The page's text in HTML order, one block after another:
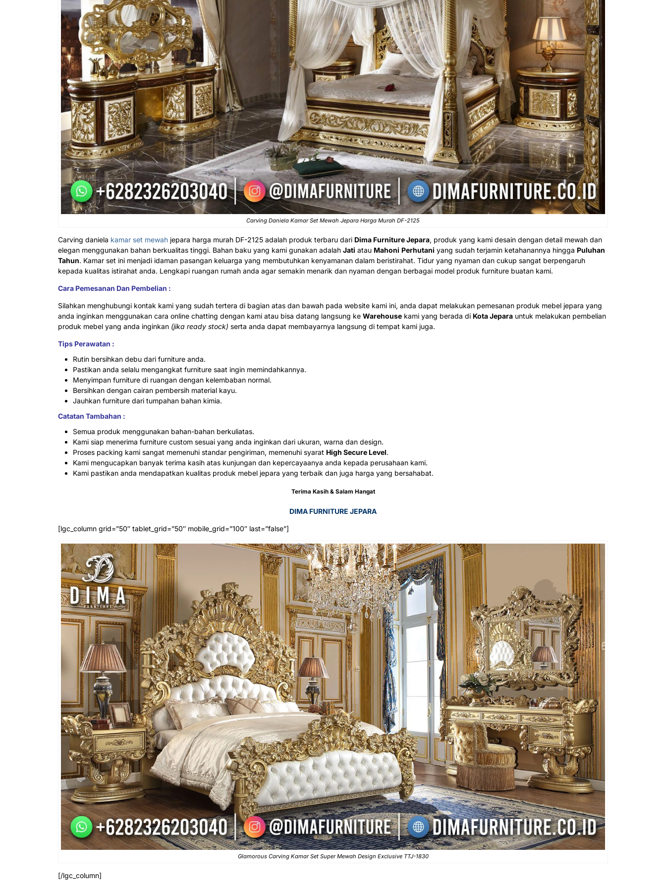
Carving Daniela Kamar Set Mewah Jepara Harga Murah DF-2125
Carving daniela kamar set mewah jepara harga murah DF-2125 adalah produk terbaru dari Dima Furniture Jepara, produk yang kami desain dengan detail mewah dan
elegan menggunakan bahan berkualitas tinggi. Bahan baku yang kami gunakan adalah Jati atau Mahoni Perhutani yang sudah terjamin ketahanannya hingga Puluhan
Tahun. Kamar set ini menjadi idaman pasangan keluarga yang membutuhkan kenyamanan dalam beristirahat. Tidur yang nyaman dan cukup sangat berpengaruh
kepada kualitas istirahat anda. Lengkapi ruangan rumah anda agar semakin menarik dan nyaman dengan berbagai model produk furniture buatan kami.
Cara Pemesanan Dan Pembelian :
Silahkan menghubungi kontak kami yang sudah tertera di bagian atas dan bawah pada website kami ini, anda dapat melakukan pemesanan produk mebel jepara yang
anda inginkan menggunakan cara online chatting dengan kami atau bisa datang langsung ke Warehouse kami yang berada di Kota Jepara untuk melakukan pembelian
produk mebel yang anda inginkan (jika ready stock) serta anda dapat membayarnya langsung di tempat kami juga.
Tips Perawatan :
Rutin bersihkan debu dari furniture anda.
Pastikan anda selalu mengangkat furniture saat ingin memindahkannya.
Menyimpan furniture di ruangan dengan kelembaban normal.
Bersihkan dengan cairan pembersih material kayu.
Jauhkan furniture dari tumpahan bahan kimia.
Catatan Tambahan :
Semua produk menggunakan bahan-bahan berkuliatas.
Kami siap menerima furniture custom sesuai yang anda inginkan dari ukuran, warna dan design.
Proses packing kami sangat memenuhi standar pengiriman, memenuhi syarat High Secure Level.
Kami mengucapkan banyak terima kasih atas kunjungan dan kepercayaanya anda kepada perusahaan kami.
Kami pastikan anda mendapatkan kualitas produk mebel jepara yang terbaik dan juga harga yang bersahabat.
Terima Kasih & Salam Hangat
DIMA FURNITURE JEPARA
[lgc_column grid=”50″ tablet_grid=”50″ mobile_grid=”100″ last=”false”]
Glamorous Carving Kamar Set Super Mewah Design Exclusive TTJ-1830
[/lgc_column]